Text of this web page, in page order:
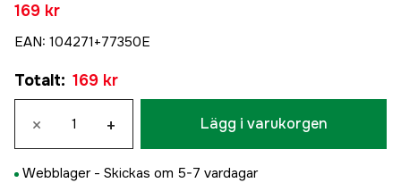
169 kr
EAN: 104271+77350E
Totalt: 169 kr
× + Lägg i varukorgen
Webblager - Skickas om 5-7 vardagar